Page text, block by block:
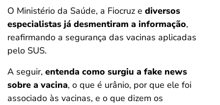
O Ministério da Saúde, a Fiocruz e diversos
especialistas já desmentiram a informação,
reafirmando a segurança das vacinas aplicadas
pelo SUS.
A seguir, entenda como surgiu a fake news
sobre a vacina, o que é urânio, por que ele foi
associado às vacinas, e o que dizem os